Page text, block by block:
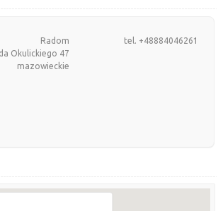
Radom
Okulickiego 47
mazowieckie
tel. +48884046261